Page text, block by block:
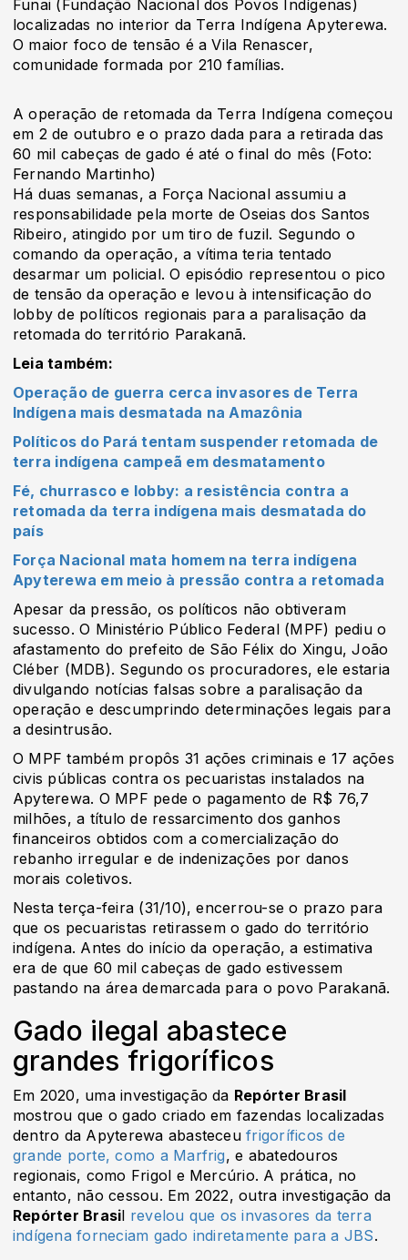
Funai (Fundação Nacional dos Povos Indígenas)
localizadas no interior da Terra Indígena Apyterewa.
O maior foco de tensão é a Vila Renascer,
comunidade formada por 210 famílias.
A operação de retomada da Terra Indígena começou
em 2 de outubro e o prazo dada para a retirada das
60 mil cabeças de gado é até o final do mês (Foto:
Fernando Martinho)
Há duas semanas, a Força Nacional assumiu a
responsabilidade pela morte de Oseias dos Santos
Ribeiro, atingido por um tiro de fuzil. Segundo o
comando da operação, a vítima teria tentado
desarmar um policial. O episódio representou o pico
de tensão da operação e levou à intensificação do
lobby de políticos regionais para a paralisação da
retomada do território Parakanã.
Leia também:
Operação de guerra cerca invasores de Terra
Indígena mais desmatada na Amazônia
Políticos do Pará tentam suspender retomada de
terra indígena campeã em desmatamento
Fé, churrasco e lobby: a resistência contra a
retomada da terra indígena mais desmatada do
país
Força Nacional mata homem na terra indígena
Apyterewa em meio à pressão contra a retomada
Apesar da pressão, os políticos não obtiveram
sucesso. O Ministério Público Federal (MPF) pediu o
afastamento do prefeito de São Félix do Xingu, João
Cléber (MDB). Segundo os procuradores, ele estaria
divulgando notícias falsas sobre a paralisação da
operação e descumprindo determinações legais para
a desintrusão.
O MPF também propôs 31 ações criminais e 17 ações
civis públicas contra os pecuaristas instalados na
Apyterewa. O MPF pede o pagamento de R$ 76,7
milhões, a título de ressarcimento dos ganhos
financeiros obtidos com a comercialização do
rebanho irregular e de indenizações por danos
morais coletivos.
Nesta terça-feira (31/10), encerrou-se o prazo para
que os pecuaristas retirassem o gado do território
indígena. Antes do início da operação, a estimativa
era de que 60 mil cabeças de gado estivessem
pastando na área demarcada para o povo Parakanã.
Gado ilegal abastece
grandes frigoríficos
Em 2020, uma investigação da Repórter Brasil
mostrou que o gado criado em fazendas localizadas
dentro da Apyterewa abasteceufrigoríficos de
grande porte, como a Marfrig, e abatedouros
regionais, como Frigol e Mercúrio. A prática, no
entanto, não cessou. Em 2022, outra investigação da
Repórter Brasil revelou que os invasores da terra
indígena forneciam gado indiretamente para a JBS.